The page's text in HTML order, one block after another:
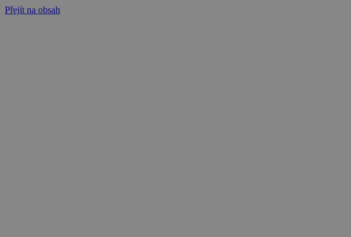
Přejít na obsah